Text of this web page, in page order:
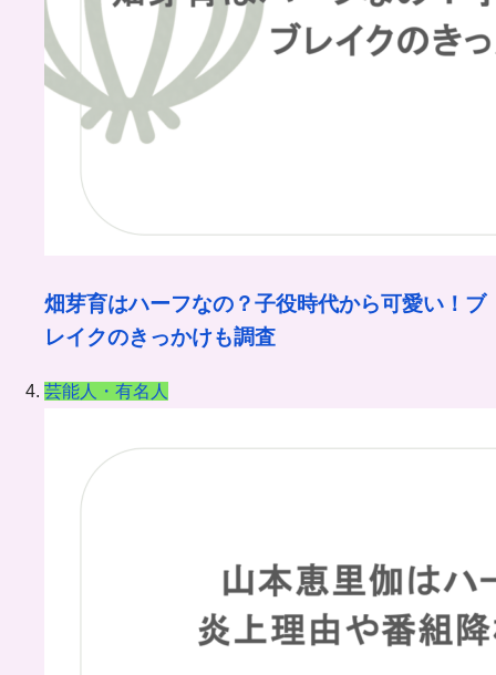
畑芽育はハーフなの？子役時代から可愛い！ブ
レイクのきっかけも調査
芸能人・有名人